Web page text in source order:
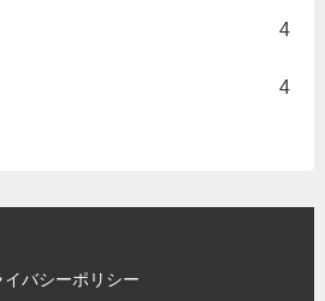
4
4
イバシーポリシー